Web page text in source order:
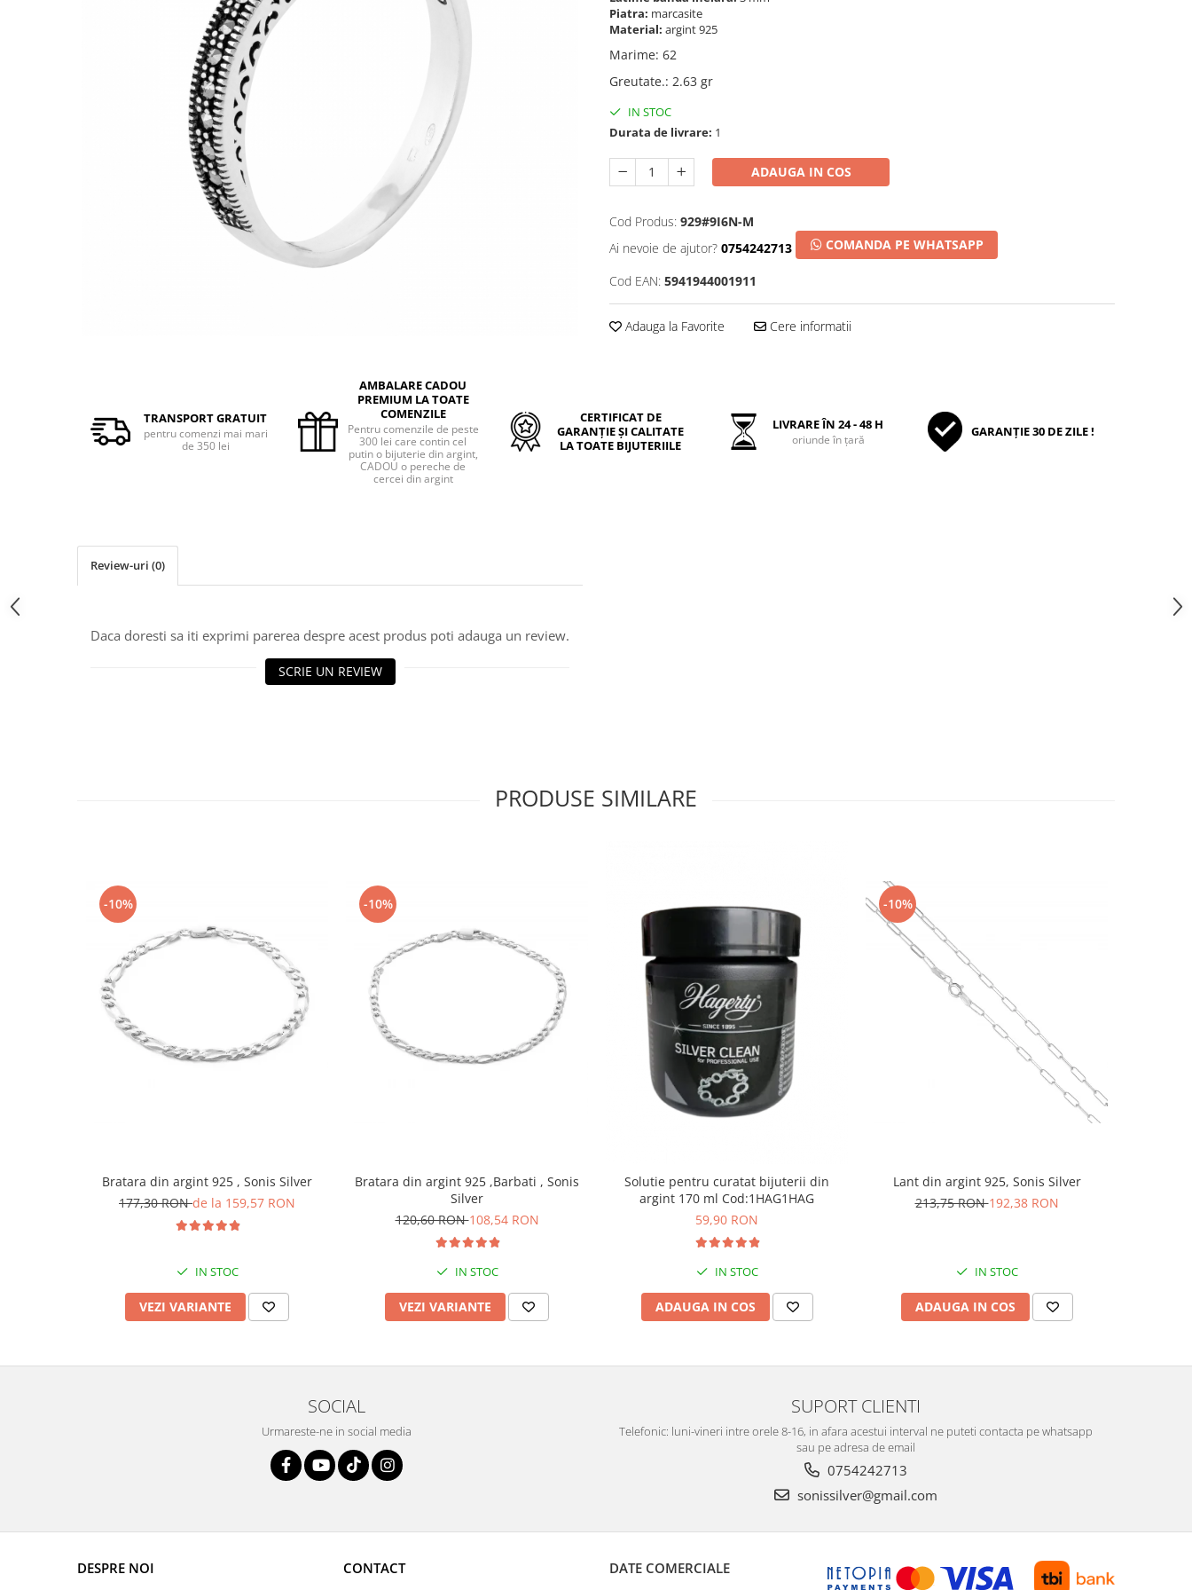
Piatra: marcasite
Material: argint 925
Marime: 62
Greutate.: 2.63 gr
IN STOC
Durata de livrare: 1
ADAUGA IN COS
Cod Produs: 929#9I6N-M
Ai nevoie de ajutor? 0754242713 COMANDA PE WHATSAPP
Cod EAN: 5941944001911
Adauga la Favorite Cere informatii
TRANSPORT GRATUIT
pentru comenzi mai mari
de 350 lei
AMBALARE CADOU
PREMIUM LA TOATE
COMENZILE
Pentru comenzile de peste
300 lei care contin cel
putin o bijuterie din argint,
CADOU o pereche de
cercei din argint
CERTIFICAT DE
GARANȚIE ȘI CALITATE
LA TOATE BIJUTERIILE
LIVRARE ÎN 24 - 48 H
oriunde în țară GARANȚIE 30 DE ZILE !
Review-uri (0)
Daca doresti sa iti exprimi parerea despre acest produs poti adauga un review.
SCRIE UN REVIEW
PRODUSE SIMILARE
-10%
Bratara din argint 925 , Sonis Silver
177,30 RONde la 159,57 RON
IN STOC
VEZI VARIANTE
-10%
Bratara din argint 925 ,Barbati , Sonis
Silver
120,60 RON108,54 RON
IN STOC
VEZI VARIANTE
Solutie pentru curatat bijuterii din
argint 170 ml Cod:1HAG1HAG
59,90 RON
IN STOC
ADAUGA IN COS
-10%
Lant din argint 925, Sonis Silver
213,75 RON192,38 RON
IN STOC
ADAUGA IN COS
SOCIAL
Urmareste-ne in social media
SUPORT CLIENTI
Telefonic: luni-vineri intre orele 8-16, in afara acestui interval ne puteti contacta pe whatsapp
sau pe adresa de email
0754242713
sonissilver@gmail.com
DESPRE NOI CONTACT DATE COMERCIALE